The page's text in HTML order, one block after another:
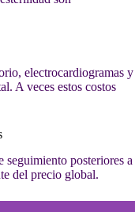
electrocardiogramas y
A veces estos costos
seguimiento posteriores a
del precio global.